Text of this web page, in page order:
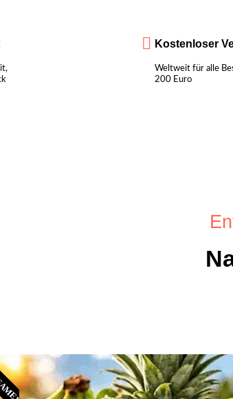
Kostenloser
Weltweit für alle
200 Euro